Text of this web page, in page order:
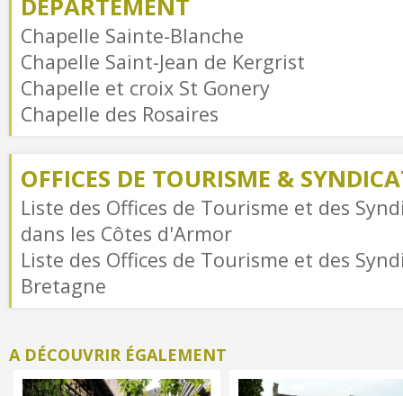
DÉPARTEMENT
Chapelle Sainte-Blanche
Chapelle Saint-Jean de Kergrist
Chapelle et croix St Gonery
Chapelle des Rosaires
OFFICES DE TOURISME &
Liste des Offices de Tourisme et des
dans les Côtes d'Armor
Liste des Offices de Tourisme et des
Bretagne
A DÉCOUVRIR ÉGALEMENT